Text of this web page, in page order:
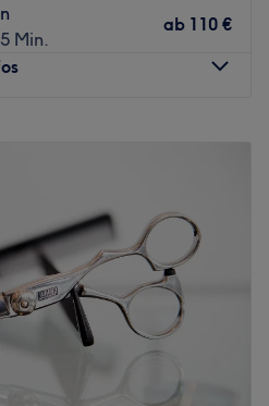
Min.
ab 110 €
10:00–
20:00
10:00–
16:00
Geschlossen
Agnesviertel, findet man
Friseur und Wellness, der
zu bieten hat! Du legst Wert